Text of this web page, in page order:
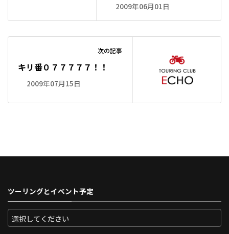
2009年06月01日
次の記事
キリ番０７７７７７！！
2009年07月15日
ツーリングとイベント予定